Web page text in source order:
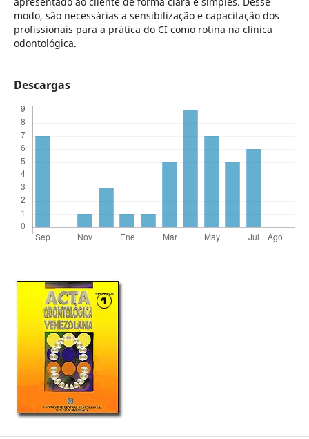
modo, são necessárias a sensibilização e capacitação dos
profissionais para a prática do CI como rotina na clínica
odontológica.
Descargas